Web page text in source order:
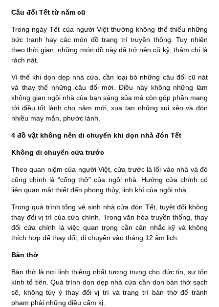
Câu đối Tết từ năm cũ
Trong ngày Tết của người Việt thường không thể thiếu những
bức tranh hay các món đồ trang trí truyền thông. Tuy nhiên
theo thời gian, những món đồ này đã trở nên cũ kỹ, thậm chí là
rách nát.
Vì thế khi dọn dẹp nhà cửa, cần loại bỏ những câu đối cũ nát
và thay thế những câu đối mới. Điều này không những làm
không gian ngôi nhà của bạn sáng sủa mà còn góp phần mang
tới điều tốt lành cho năm mới, xua tan những xui xẻo và đón
nhiều may mắn, phước lành.
4 đồ vật không nên di chuyển khi dọn nhà đón Tết
Không di chuyển cửa trước
Theo quan niệm của người Việt, cửa trước là lối vào nhà và đó
cũng chính là “cổng thở” của ngôi nhà. Hướng cửa chính có
liên quan mật thiết đến phong thủy, linh khí của ngôi nhà.
Trong quá trình tổng vệ sinh nhà cửa đón Tết, tuyệt đối không
thay đổi vị trí của cửa chính. Trong văn hóa truyền thống, thay
đổi cửa chính là việc quan trọng cần cân nhắc kỹ và không
thích hợp để thay đổi, di chuyển vào tháng 12 âm lịch.
Bàn thờ
Bàn thờ là nơi linh thiêng nhất tượng trưng cho đức tin, sự tôn
kính tổ tiên. Quá trình dọn dẹp nhà cửa cần dọn bàn thờ sạch
sẽ, không tùy ý thay đổi vị trí và trang trí bàn thờ để tránh
phạm phải những điều cấm kị.